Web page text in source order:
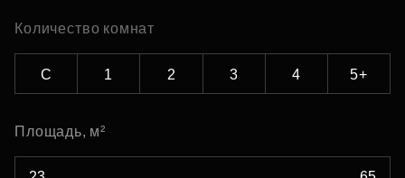
Количество комнат
С 1 2 3 4 5+
Площадь, м²